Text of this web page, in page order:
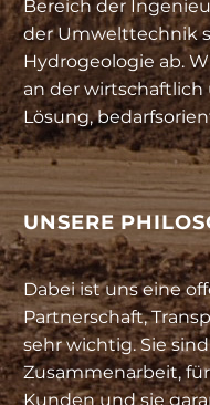
Bereich der
der Umwelttechnik
Hydrogeologie ab.
an der
Lösung,
UNSERE
Dabei ist uns eine
Partnerschaft,
sehr wichtig. Sie
Zusammenarbeit,
Kunden und sie